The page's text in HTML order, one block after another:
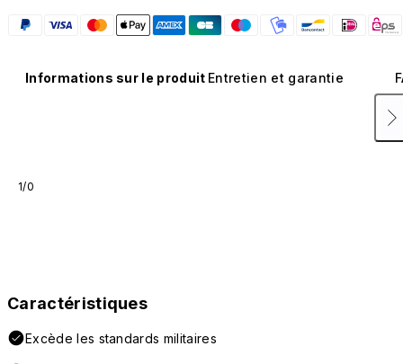
Informations sur le produit Entretien et garantie
1/0
Caractéristiques
Excède les standards militaires